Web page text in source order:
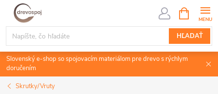
Prejsť
obsah
HĽADAŤ
KOŠÍK
Slovenský e-shop so spojovacím materiálom pre drevo s rýchlym
doručením
Skrutky/Vruty